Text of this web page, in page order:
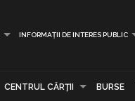
INFORMAȚII DE INTERES PUBLIC
CENTRUL CĂRŢII BURSE